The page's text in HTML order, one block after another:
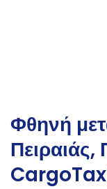
Φθηνή
Πειραιάς,